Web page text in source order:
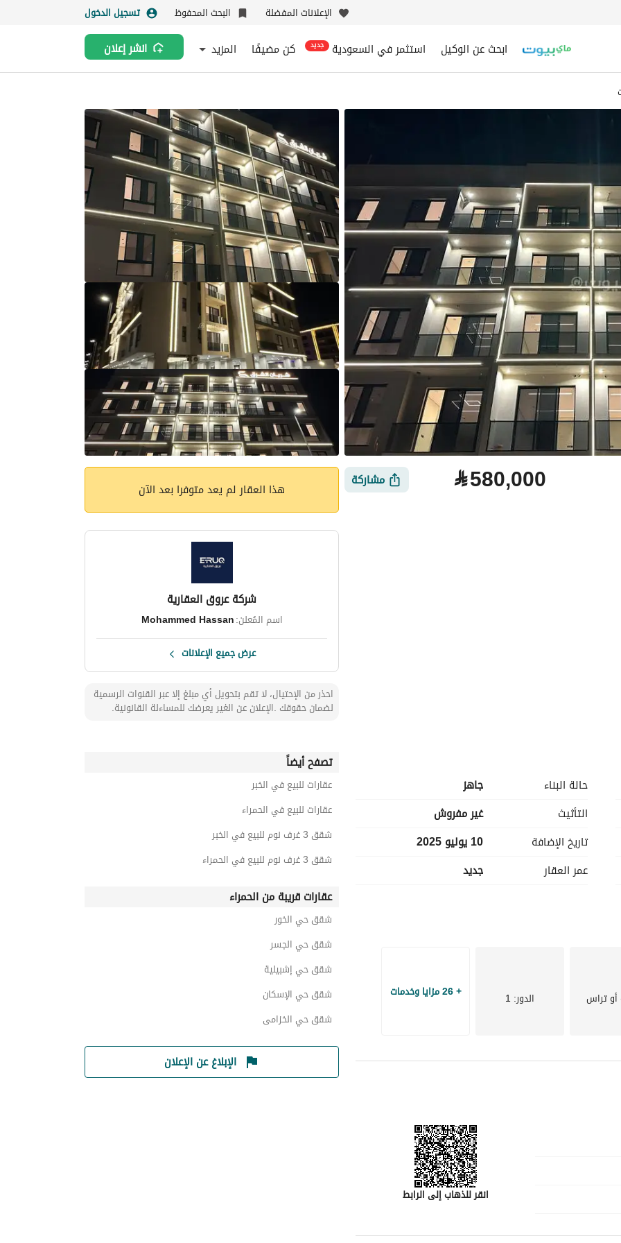
الإعلانات المفضلة البحث المحفوظ تسجيل الدخول
ابحث عن الوكيل استثمر في السعودية جديد كن مضيفًا المزيد انشر إعلان
⃁580,000 مشاركة
حالة البناء
جاهز
التأثيث
غير مفروش
تاريخ الإضافة
10 يوليو 2025
عمر العقار
جديد
تراس الدور: 1 + 26 مزايا وخدمات
انقر للذهاب إلى الرابط
هذا العقار لم يعد متوفرا بعد الآن
شركة عروق العقارية
اسم المُعلن:Mohammed Hassan
عرض جميع الإعلانات
احذر من الإحتيال، لا تقم بتحويل أي مبلغ إلا عبر القنوات الرسمية
لضمان حقوقك .الإعلان عن الغير يعرضك للمساءلة القانونية.
تصفح أيضاً
عقارات للبيع في الخبر
عقارات للبيع في الحمراء
شقق 3 غرف نوم للبيع في الخبر
شقق 3 غرف نوم للبيع في الحمراء
عقارات قريبة من الحمراء
شقق حي الخور
شقق حي الجسر
شقق حي إشبيلية
شقق حي الإسكان
شقق حي الخزامى
الإبلاغ عن الإعلان